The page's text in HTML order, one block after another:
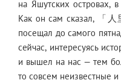
на Яшутских островах,
Как он сам сказал, 「
посещал до самого
сейчас, интересуясь
и вышел на нас — тем
то совсем неизвестные